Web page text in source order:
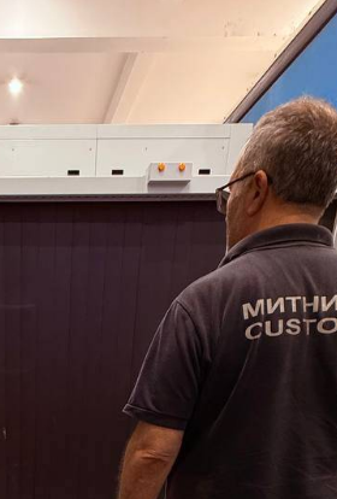
бърз
по
загуби на
данните
при
на
една от най-
Враца
Описаха
участък на
Русе
3D
София
Днес по
няма да се
15.30 до 22